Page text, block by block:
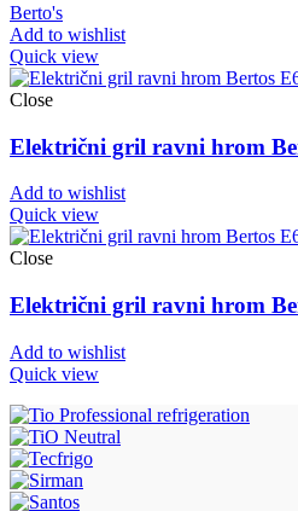
Berto's
Add to wishlist
Quick view
Close
Električni gril ravni hrom
Add to wishlist
Quick view
Close
Električni gril ravni hrom
Add to wishlist
Quick view